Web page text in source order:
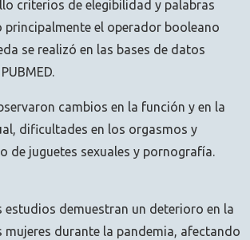
criterios de elegibilidad y palabras
principalmente el operador booleano
se realizó en las bases de datos
cambios en la función y en la
dificultades en los orgasmos y
de juguetes sexuales y pornografía.
demuestran un deterioro en la
mujeres durante la pandemia, afectando